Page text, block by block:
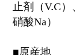
止剤（V.C）
硝酸Na）
■原産地